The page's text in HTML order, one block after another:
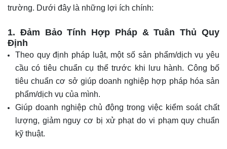
trường. Dưới đây là những lợi ích chính:
1. Đảm Bảo Tính Hợp Pháp & Tuân Thủ Quy
Định
Theo quy định pháp luật, một số sản phẩm/dịch vụ yêu
cầu có tiêu chuẩn cụ thể trước khi lưu hành. Công bố
tiêu chuẩn cơ sở giúp doanh nghiệp hợp pháp hóa sản
phẩm/dịch vụ của mình.
Giúp doanh nghiệp chủ động trong việc kiểm soát chất
lượng, giảm nguy cơ bị xử phạt do vi phạm quy chuẩn
kỹ thuật.